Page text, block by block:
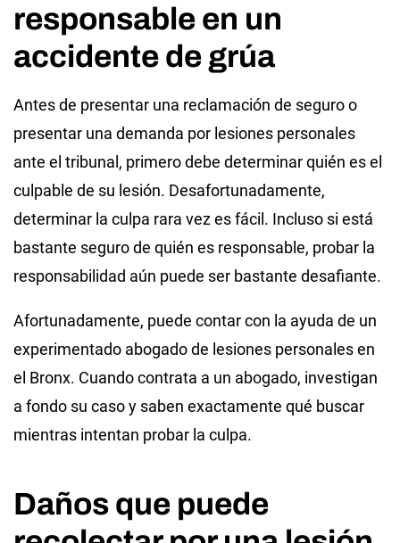
responsable en un
accidente de grúa
Antes de presentar una reclamación de seguro o
presentar una demanda por lesiones personales
ante el tribunal, primero debe determinar quién es el
culpable de su lesión. Desafortunadamente,
determinar la culpa rara vez es fácil. Incluso si está
bastante seguro de quién es responsable, probar la
responsabilidad aún puede ser bastante desafiante.
Afortunadamente, puede contar con la ayuda de un
experimentado abogado de lesiones personales en
el Bronx. Cuando contrata a un abogado, investigan
a fondo su caso y saben exactamente qué buscar
mientras intentan probar la culpa.
Daños que puede